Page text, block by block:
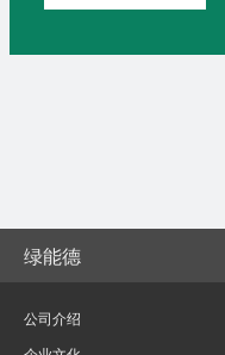
绿能德
公司介绍